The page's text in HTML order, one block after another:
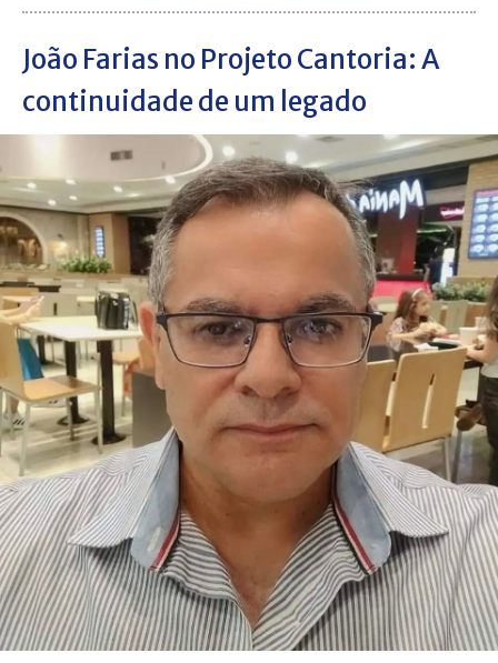
João Farias no Projeto Cantoria: A
continuidade de um legado